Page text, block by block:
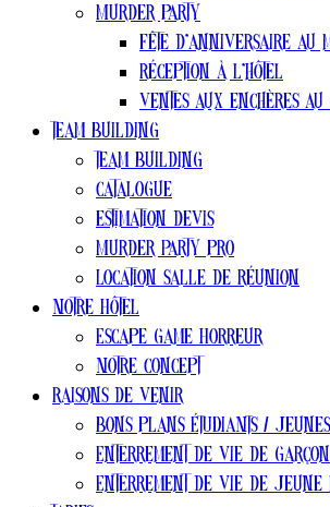
Murder party
Fête d’anniversaire au
Réception à l’hôtel
Ventes aux enchères au
Team Building
Team Building
Catalogue
estimation devis
Murder Party pro
Location salle de réunion
Notre Hôtel
Escape Game Horreur
Notre concept
Raisons de venir
Bons plans ÉTUDIANTS / jeunes
Enterrement de vie de garçon
Enterrement de vie de